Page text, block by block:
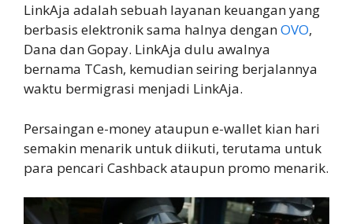
LinkAja adalah sebuah layanan keuangan yang
berbasis elektronik sama halnya denganOVO,
Dana dan Gopay. LinkAja dulu awalnya
bernama TCash, kemudian seiring berjalannya
waktu bermigrasi menjadi LinkAja.
Persaingan e-money ataupun e-wallet kian hari
semakin menarik untuk diikuti, terutama untuk
para pencari Cashback ataupun promo menarik.